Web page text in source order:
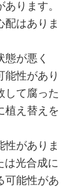
ります。
配はありま
が悪く
能性があり
して腐った
植え替えを
性がありま
は光合成に
可能性があ